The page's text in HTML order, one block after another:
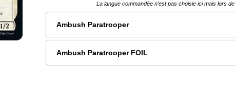
La langue commandée n'est pas choisie ici mais lors
Ambush Paratrooper
Ambush Paratrooper FOIL